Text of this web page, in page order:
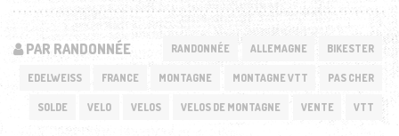
PAR RANDONNÉE RANDONNÉE ALLEMAGNE BIKESTER
EDELWEISS FRANCE MONTAGNE MONTAGNE VTT PAS CHER
SOLDE VELO VELOS VELOS DE MONTAGNE VENTE VTT